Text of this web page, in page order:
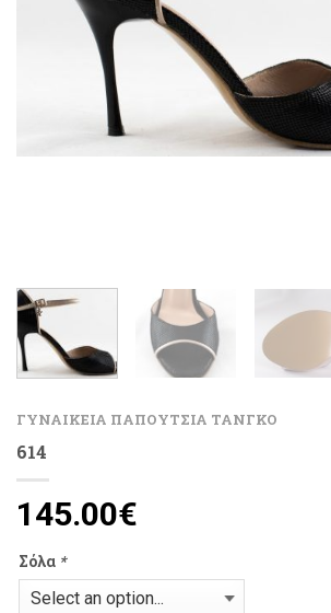
ΓΥΝΑΙΚΕΙΑ ΠΑΠΟΥΤΣΙΑ ΤΑΝΓΚΟ
614
145.00€
Σόλα *